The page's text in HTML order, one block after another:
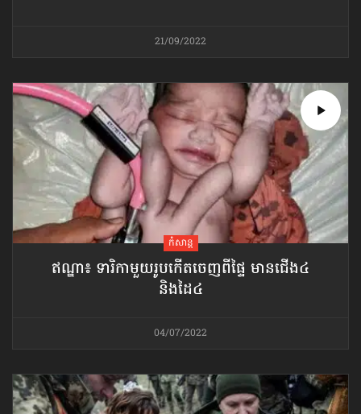
21/09/2022
កំសាន្ដ
ឥណ្ឌា៖ ទារិកាមួយរូប​កើតចេញពីផ្ទៃ មានជើង៤
និងដៃ៤
04/07/2022